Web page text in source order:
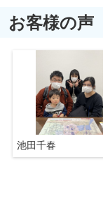
お客様の声
池田千春